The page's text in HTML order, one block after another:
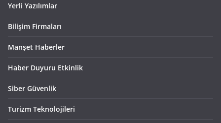
Yerli Yazılımlar
Bilişim Firmaları
Manşet Haberler
Haber Duyuru Etkinlik
Siber Güvenlik
Turizm Teknolojileri